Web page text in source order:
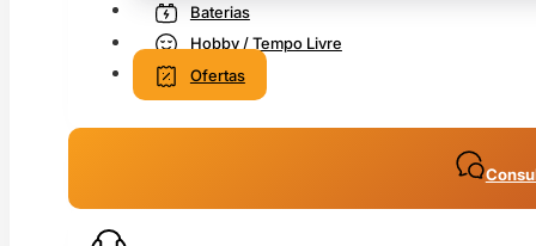
Baterias
Hobby / Tempo Livre
Ofertas